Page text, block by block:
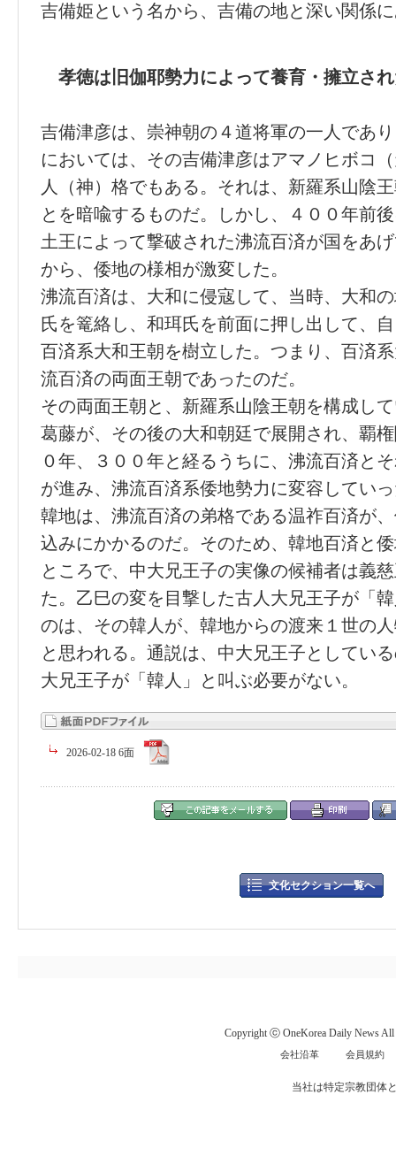
吉備姫という名から、吉備の地と深い関係
孝徳は旧伽耶勢力によって養育・擁立さ
吉備津彦は、崇神朝の４道将軍の一人であ
においては、その吉備津彦はアマノヒボコ
人（神）格でもある。それは、新羅系山陰
とを暗喩するものだ。しかし、４００年前
土王によって撃破された沸流百済が国をあ
から、倭地の様相が激変した。
沸流百済は、大和に侵寇して、当時、大和
氏を篭絡し、和珥氏を前面に押し出して、
百済系大和王朝を樹立した。つまり、百済
流百済の両面王朝であったのだ。
その両面王朝と、新羅系山陰王朝を構成し
葛藤が、その後の大和朝廷で展開され、覇
０年、３００年と経るうちに、沸流百済と
が進み、沸流百済系倭地勢力に変容してい
韓地は、沸流百済の弟格である温祚百済が
込みにかかるのだ。そのため、韓地百済と
ところで、中大兄王子の実像の候補者は義
た。乙巳の変を目撃した古人大兄王子が「
のは、その韓人が、韓地からの渡来１世の
と思われる。通説は、中大兄王子としてい
大兄王子が「韓人」と叫ぶ必要がない。
2026-02-18 6面
文化セクション一覧へ
Copyright ⓒ OneKorea Daily News All
会社沿革 会員規約
当社は特定宗教団体